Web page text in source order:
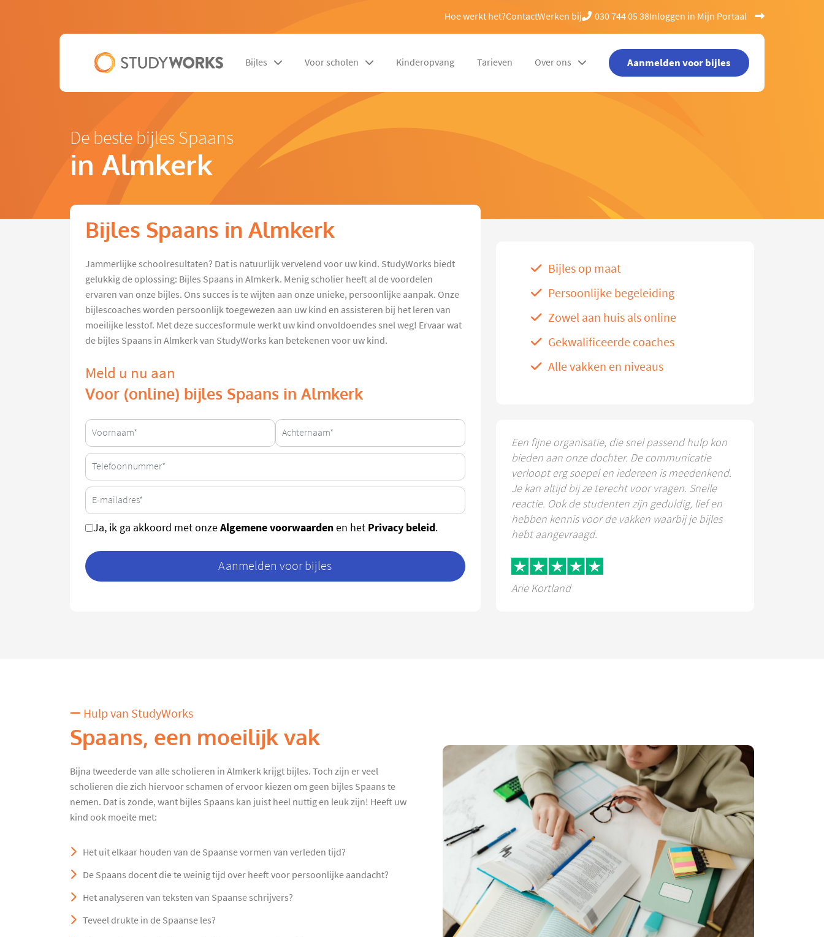
Hoe werkt het?ContactWerken bij 030 744 05 38Inloggen in Mijn Portaal
Bijles Voor scholen Kinderopvang Tarieven Over ons Aanmelden voor bijles
De beste bijles Spaans
in Almkerk
Bijles Spaans in Almkerk
Jammerlijke schoolresultaten? Dat is natuurlijk vervelend voor uw kind. StudyWorks biedt
gelukkig de oplossing: Bijles Spaans in Almkerk. Menig scholier heeft al de voordelen
ervaren van onze bijles. Ons succes is te wijten aan onze unieke, persoonlijke aanpak. Onze
bijlescoaches worden persoonlijk toegewezen aan uw kind en assisteren bij het leren van
moeilijke lesstof. Met deze succesformule werkt uw kind onvoldoendes snel weg! Ervaar wat
de bijles Spaans in Almkerk van StudyWorks kan betekenen voor uw kind.
Meld u nu aan
Voor (online) bijles Spaans in Almkerk
Ja, ik ga akkoord met onzeAlgemene voorwaardenen het Privacy beleid.
Aanmelden voor bijles
Bijles op maat
Persoonlijke begeleiding
Zowel aan huis als online
Gekwalificeerde coaches
Alle vakken en niveaus
Een fijne organisatie, die snel passend hulp kon
bieden aan onze dochter. De communicatie
verloopt erg soepel en iedereen is meedenkend.
Je kan altijd bij ze terecht voor vragen. Snelle
reactie. Ook de studenten zijn geduldig, lief en
hebben kennis voor de vakken waarbij je bijles
hebt aangevraagd.
Arie Kortland
Hulp van StudyWorks
Spaans, een moeilijk vak
Bijna tweederde van alle scholieren in Almkerk krijgt bijles. Toch zijn er veel
scholieren die zich hiervoor schamen of ervoor kiezen om geen bijles Spaans te
nemen. Dat is zonde, want bijles Spaans kan juist heel nuttig en leuk zijn! Heeft uw
kind ook moeite met:
Het uit elkaar houden van de Spaanse vormen van verleden tijd?
De Spaans docent die te weinig tijd over heeft voor persoonlijke aandacht?
Het analyseren van teksten van Spaanse schrijvers?
Teveel drukte in de Spaanse les?